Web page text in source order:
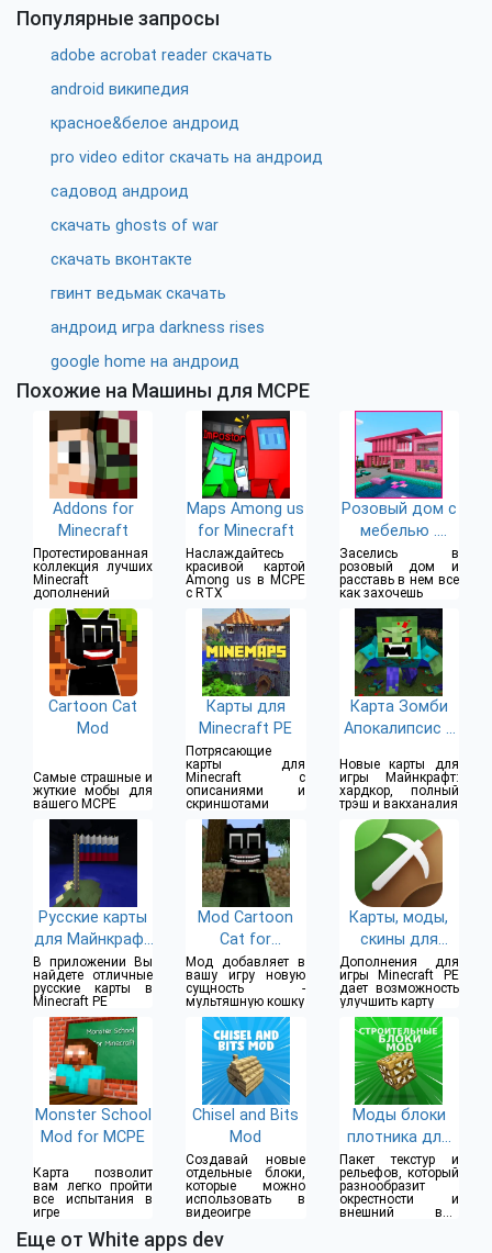
Популярные запросы
adobe acrobat reader скачать
android википедия
красное&белое андроид
pro video editor скачать на андроид
садовод андроид
скачать ghosts of war
скачать вконтакте
гвинт ведьмак скачать
андроид игра darkness rises
google home на андроид
Похожие на Машины для MCPE
Addons for
Minecraft
Протестированная
коллекция лучших
Minecraft
дополнений
Maps Among us
for Minecraft
Наслаждайтесь
красивой картой
Among us в MCPE
с RTX
Розовый дом с
мебелью .
Майнкрафт
карты и моды.
Заселись в
розовый дом и
расставь в нем все
как захочешь
Cartoon Cat
Mod
Самые страшные и
жуткие мобы для
вашего MCPE
Карты для
Minecraft PE
Потрясающие
карты для
Minecraft с
описаниями и
скриншотами
Карта Зомби
Апокалипсис в
Новые карты для
игры Майнкрафт:
хардкор, полный
трэш и вакханалия
Русские карты
для Майнкрафт
PE
В приложении Вы
найдете отличные
русские карты в
Minecraft PE
Mod Cartoon
Cat for
Minecraft
Мод добавляет в
вашу игру новую
сущность -
мультяшную кошку
Карты, моды,
скины для
Minecraft PE
Дополнения для
игры Minecraft PE
дает возможность
улучшить карту
Monster School
Mod for MCPE
Карта позволит
вам легко пройти
все испытания в
игре
Chisel and Bits
Mod
Создавай новые
отдельные блоки,
которые можно
использовать в
видеоигре
Моды блоки
плотника для
Майнкрафт ПЕ
Пакет текстур и
рельефов, который
разнообразит
окрестности и
внешний вид
Еще от White apps dev